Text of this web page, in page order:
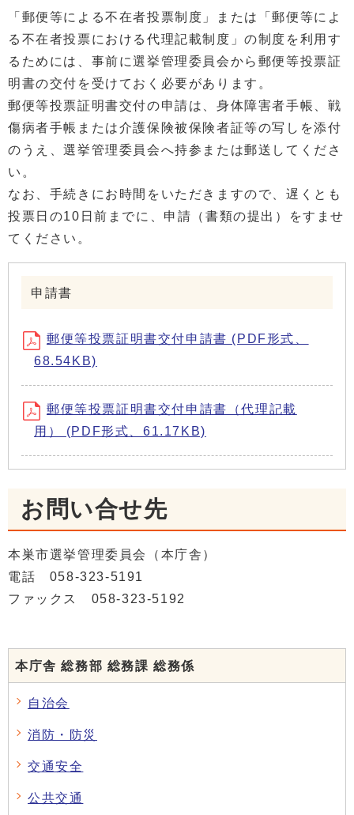
「郵便等による不在者投票制度」または「郵便等によ
る不在者投票における代理記載制度」の制度を利用す
るためには、事前に選挙管理委員会から郵便等投票証
明書の交付を受けておく必要があります。
郵便等投票証明書交付の申請は、身体障害者手帳、戦
傷病者手帳または介護保険被保険者証等の写しを添付
のうえ、選挙管理委員会へ持参または郵送してくださ
い。
なお、手続きにお時間をいただきますので、遅くとも
投票日の10日前までに、申請（書類の提出）をすませ
てください。
申請書
郵便等投票証明書交付申請書 (PDF形式、
68.54KB)
郵便等投票証明書交付申請書（代理記載
用） (PDF形式、61.17KB)
お問い合せ先
本巣市選挙管理委員会（本庁舎）
電話 058-323-5191
ファックス 058-323-5192
本庁舎 総務部 総務課 総務係
自治会
消防・防災
交通安全
公共交通